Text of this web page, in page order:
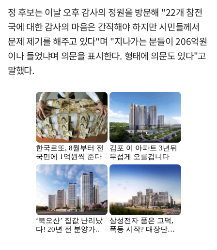
정 후보는 이날 오후 감사의 정원을 방문해 "22개 참전
국에 대한 감사의 마음은 간직해야 하지만 시민들께서
문제 제기를 해주고 있다"며 "지나가는 분들이 206억원
이나 들었냐며 의문을 표시한다. 형태에 의문도 있다"고
말했다.